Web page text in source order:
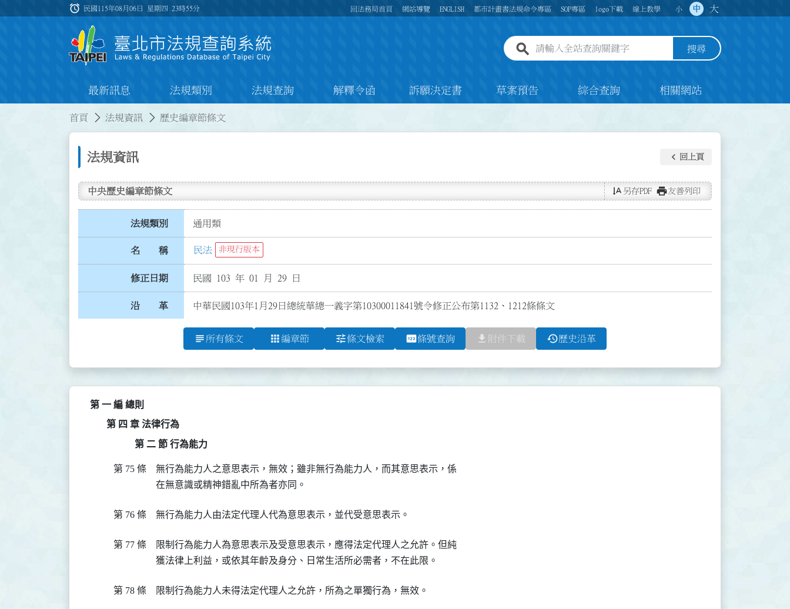
:::
alarm 民國115年08月06日 星期四23時55分 回法務局首頁 網站導覽 ENGLISH 都市計畫書法規命令專區 SOP專區 logo下載 線上教學 小 中 大
全站查詢關鍵字欄位 搜尋
最新訊息 法規類別 法規查詢 解釋令函 訴願決定書 草案預告 綜合查詢 相關網站
首頁 法規資訊 歷史編章節條文
法規資訊 keyboard_arrow_left 回上頁
中央歷史編章節條文 text_rotate_vertical 另存PDF print友善列印
法規類別 通用類
名 稱 民法 非現行版本
修正日期 民國 103 年 01 月 29 日
沿 革 中華民國103年1月29日總統華總一義字第10300011841號令修正公布第1132、1212條條文
subject 所有條文 apps 編章節 tune條文檢索 pin條號查詢 file_download 附件下載 history歷史沿革
第 一 編 總則
第 四 章 法律行為
第 二 節 行為能力
第 75 條
無行為能力人之意思表示，無效；雖非無行為能力人，而其意思表示，係
在無意識或精神錯亂中所為者亦同。
第 76 條 無行為能力人由法定代理人代為意思表示，並代受意思表示。
第 77 條
限制行為能力人為意思表示及受意思表示，應得法定代理人之允許。但純
獲法律上利益，或依其年齡及身分、日常生活所必需者，不在此限。
第 78 條 限制行為能力人未得法定代理人之允許，所為之單獨行為，無效。